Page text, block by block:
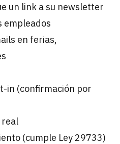
un link a su newsletter
empleados
en ferias,
in (confirmación por
real
(cumple Ley 29733)